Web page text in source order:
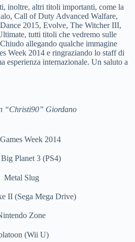
inoltre, altri titoli importanti, come la
Call of Duty Advanced Walfare,
Dance 2015, Evolve, The Witcher III,
tutti titoli che vedremo sulle
allegando qualche immagine
Week 2014 e ringraziando lo staff di
esperienza internazionale. Un saluto a
“Christi90” Giordano
Week 2014
Planet 3 (PS4)
Metal Slug
II (Sega Mega Drive)
Zone
(Wii U)